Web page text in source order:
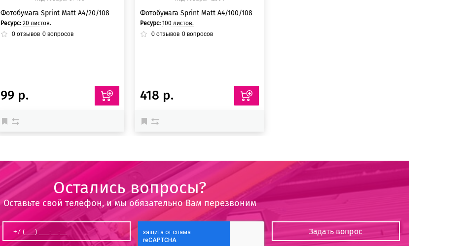
Фотобумага Sprint Matt A4/20/108
Ресурс: 20 листов.
0отзывов 0вопросов
99 р.
Фотобумага Sprint Matt A4/100/108
Ресурс:100 листов.
0 отзывов 0 вопросов
418 р.
Остались вопросы?
Оставьте свой телефон, и мы обязательно Вам перезвоним